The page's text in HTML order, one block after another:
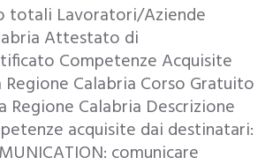
totali Lavoratori/Aziende
Attestato di
Competenze Acquisite
Regione Calabria Corso Gratuito
Regione Calabria Descrizione
acquisite dai destinatari:
comunicare